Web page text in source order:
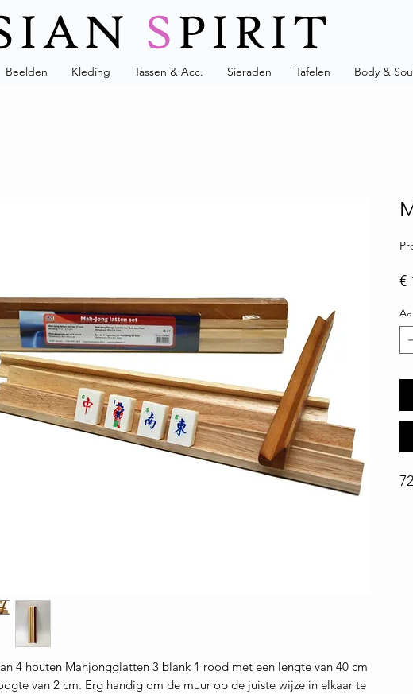
Beelden Kleding Tassen & Acc. Sieraden Tafelen Body &
4 houten Mahjongglatten 3 blank 1 rood met een lengte van 40 cm
van 2 cm. Erg handig om de muur op de juiste wijze in elkaar te
€